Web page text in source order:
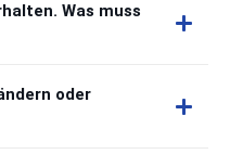
Was muss
oder